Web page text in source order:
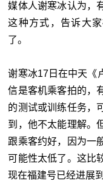
媒体人谢寒冰认为，
这种方式，告诉大
了。
谢寒冰17日在中天《
信是客机乘客拍的，
的测试或训练任务，
到，他不太能理解。
跟乘客约好，因为一
可能性太低了。这比
现在福建号已经进展